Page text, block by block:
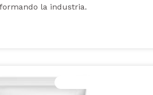
la industria.